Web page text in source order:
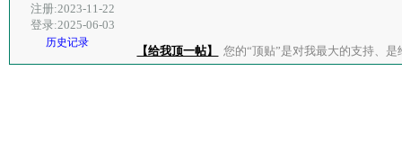
注册:2023-11-22
登录:2025-06-03
历史记录
【给我顶一帖】 您的“顶贴”是对我最大的支持、